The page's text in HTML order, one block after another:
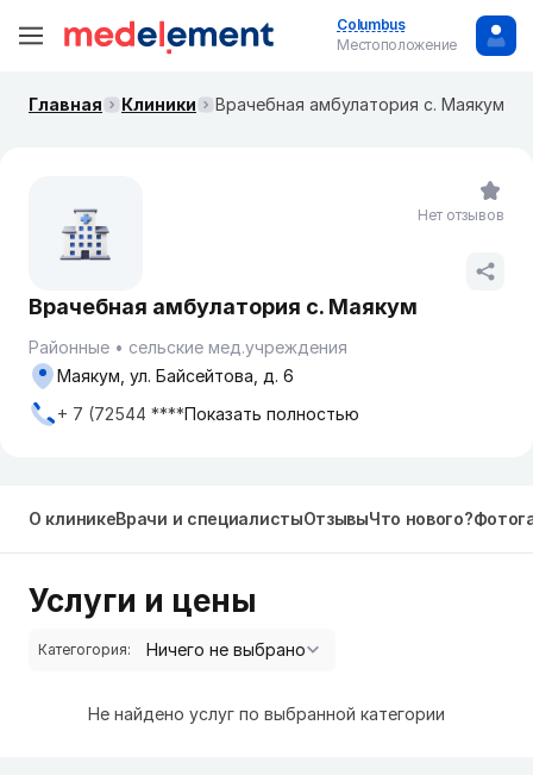
Columbus
Местоположение
Главная Клиники Врачебная амбулатория с. Маякум
Врачебная амбулатория с. Маякум
Районные
сельские мед.учреждения
Маякум, ул. Байсейтова, д. 6
+ 7 (72544 ****Показать полностью
Нет отзывов
О клиникеВрачи и специалистыОтзывыЧто нового?
Услуги и цены
Категогория:
Не найдено услуг по выбранной категории